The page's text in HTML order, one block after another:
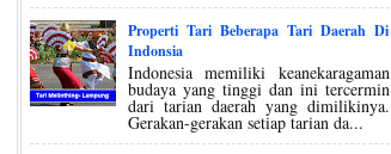
Properti Tari Beberapa Tari Daerah Di
Indonsia
Indonesia memiliki keanekaragaman
budaya yang tinggi dan ini tercermin
dari tarian daerah yang dimilikinya.
Gerakan-gerakan setiap tarian da...